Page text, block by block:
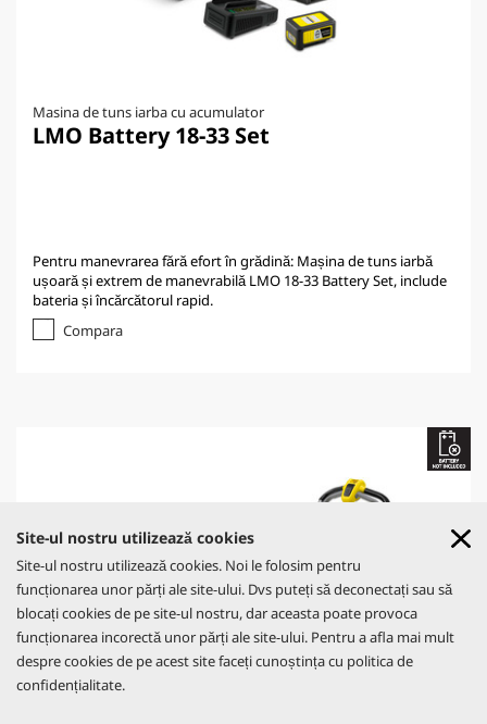
Site-ul nostru utilizează cookies
Site-ul nostru utilizează cookies. Noi le folosim pentru
funcționarea unor părți ale site-ului. Dvs puteți să deconectați sau să
blocați cookies de pe site-ul nostru, dar aceasta poate provoca
funcționarea incorectă unor părți ale site-ului. Pentru a afla mai mult
despre cookies de pe acest site faceți cunoștința cu politica de
confidențialitate.
Află mai multe
AFLĂ MAI MULTE
Masina de tuns iarba cu acumulator
LMO Battery 18-33 Set
Pentru manevrarea fără efort în grădină: Mașina de tuns iarbă
ușoară și extrem de manevrabilă LMO 18-33 Battery Set, include
bateria și încărcătorul rapid.
Compara